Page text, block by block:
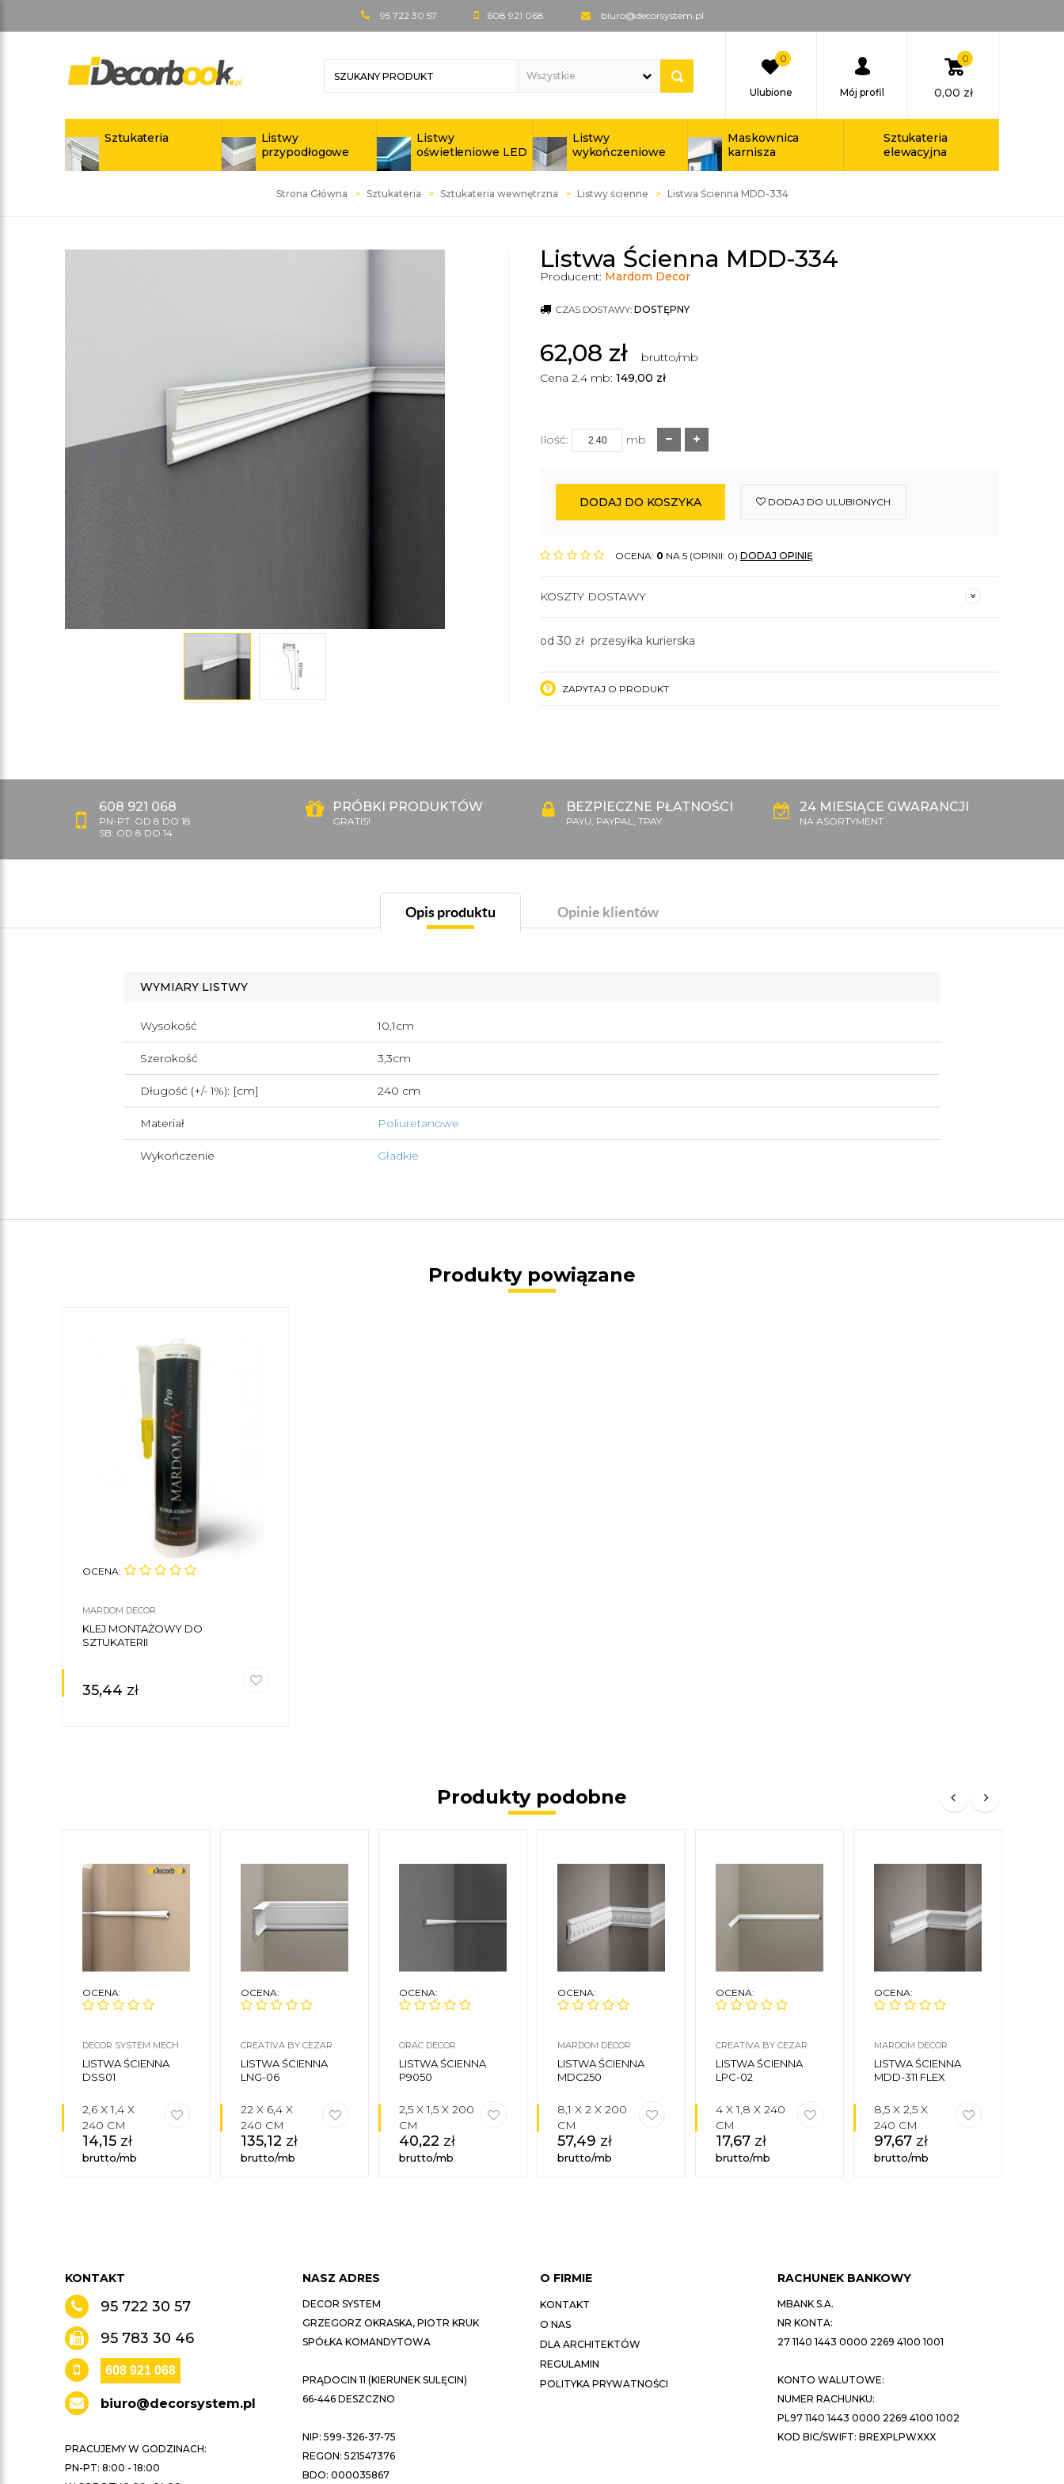
95 722 30 57 608 921 068 biuro@decorsystem.pl
0
Ulubione Mój profil
0
0,00 zł
Sztukateria
Listwy
przypodłogowe
Listwy
oświetleniowe LED
Listwy
wykończeniowe
Maskownica
karnisza
Sztukateria
elewacyjna
Strona Główna Sztukateria Sztukateria wewnętrzna Listwy ścienne Listwa Ścienna MDD-334
Listwa Ścienna MDD-334
Producent: Mardom Decor
CZAS DOSTAWY: DOSTĘPNY
62,08 zł
brutto/mb
Cena 2.4 mb: 149,00 zł
Ilość: mb
DODAJ DO KOSZYKA DODAJ DO ULUBIONYCH
OCENA: 0 NA 5 (OPINII: 0) DODAJ OPINIĘ
KOSZTY DOSTAWY
od 30 zł przesyłka kurierska
ZAPYTAJ O PRODUKT
608 921 068
PN-PT: OD 8 DO 18
SB: OD 8 DO 14
PRÓBKI PRODUKTÓW
GRATIS!
BEZPIECZNE PŁATNOŚCI
PAYU, PAYPAL, TPAY
24 MIESIĄCE GWARANCJI
NA ASORTYMENT
Opis produktu Opinie klientów
WYMIARY LISTWY
Wysokość 10,1cm
Szerokość 3,3cm
Długość (+/- 1%): [cm] 240 cm
Materiał Poliuretanowe
Wykończenie Gładkie
Produkty powiązane
OCENA:
MARDOM DECOR
KLEJ MONTAŻOWY DO
SZTUKATERII
35,44 zł
Produkty podobne
OCENA:
DECOR SYSTEM MECH
LISTWA ŚCIENNA
DSS01
2,6 X 1,4 X
240 CM
14,15 zł
brutto/mb
OCENA:
CREATIVA BY CEZAR
LISTWA ŚCIENNA
LNG-06
22 X 6,4 X
240 CM
135,12 zł
brutto/mb
OCENA:
ORAC DECOR
LISTWA ŚCIENNA
P9050
2,5 X 1,5 X 200
CM
40,22 zł
brutto/mb
OCENA:
MARDOM DECOR
LISTWA ŚCIENNA
MDC250
8,1 X 2 X 200
CM
57,49 zł
brutto/mb
OCENA:
CREATIVA BY CEZAR
LISTWA ŚCIENNA
LPC-02
4 X 1,8 X 240
CM
17,67 zł
brutto/mb
OCENA:
MARDOM DECOR
LISTWA ŚCIENNA
MDD-311 FLEX
8,5 X 2,5 X
240 CM
97,67 zł
brutto/mb
KONTAKT
95 722 30 57
95 783 30 46
608 921 068
biuro@decorsystem.pl
PRACUJEMY W GODZINACH:
PN-PT: 8:00 - 18:00
NASZ ADRES
DECOR SYSTEM
GRZEGORZ OKRASKA, PIOTR KRUK
SPÓŁKA KOMANDYTOWA
PRĄDOCIN 11 (KIERUNEK SULĘCIN)
66-446 DESZCZNO
NIP: 599-326-37-75
REGON: 521547376
BDO: 000035867
O FIRMIE
KONTAKT
O NAS
DLA ARCHITEKTÓW
REGULAMIN
POLITYKA PRYWATNOŚCI
RACHUNEK BANKOWY
MBANK S.A.
NR KONTA:
27 1140 1443 0000 2269 4100 1001
KONTO WALUTOWE:
NUMER RACHUNKU:
PL97 1140 1443 0000 2269 4100 1002
KOD BIC/SWIFT: BREXPLPWXXX